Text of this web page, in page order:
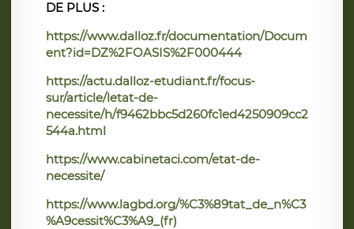
DE PLUS :
https://www.dalloz.fr/documentation/Docum
ent?id=DZ%2FOASIS%2F000444
https://actu.dalloz-etudiant.fr/focus-
sur/article/letat-de-
necessite/h/f9462bbc5d260fc1ed4250909cc2
544a.html
https://www.cabinetaci.com/etat-de-
necessite/
https://www.lagbd.org/%C3%89tat_de_n%C3
%A9cessit%C3%A9_(fr)